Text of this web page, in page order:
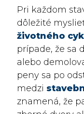
Pri každom
dôležité
životného
prípade, že sa
alebo
peny sa po
medzi
znamená, že